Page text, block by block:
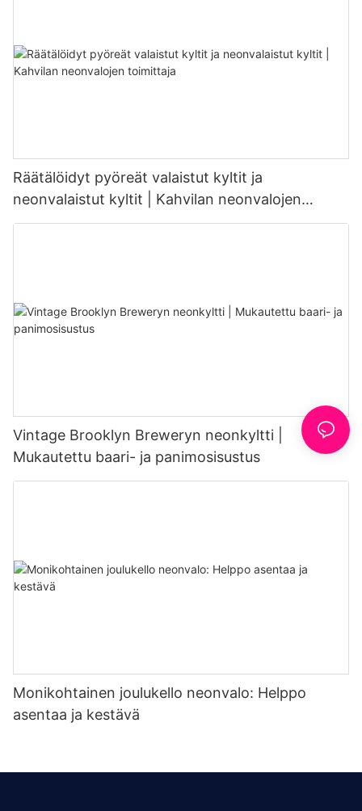
Räätälöidyt pyöreät valaistut kyltit ja
neonvalaistut kyltit | Kahvilan neonvalojen
toimittaja
Vintage Brooklyn Breweryn neonkyltti |
Mukautettu baari- ja panimosisustus
Monikohtainen joulukello neonvalo: Helppo
asentaa ja kestävä